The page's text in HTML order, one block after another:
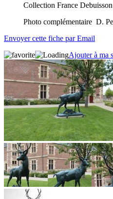
Collection France
Photo complémentaire D.
Envoyer cette fiche par Email
Ajouter à ma